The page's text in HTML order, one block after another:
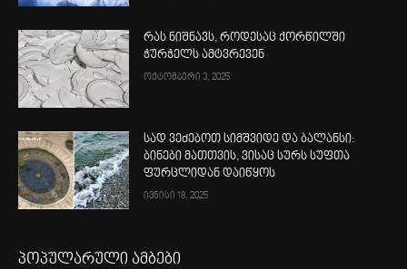
რას ნიშნავს, როდესაც ქორწილში
ჭურჭელს ამტვრევენ
ოქტომბერი 3, 2025
სად ვეძებოთ სიმშვიდე და ბალანსი:
ბინები მათთვის, ვისაც სურს სუფთა
ფურცლიდან დაიწყოს
ივნისი 18, 2025
პოპულარული ამბები